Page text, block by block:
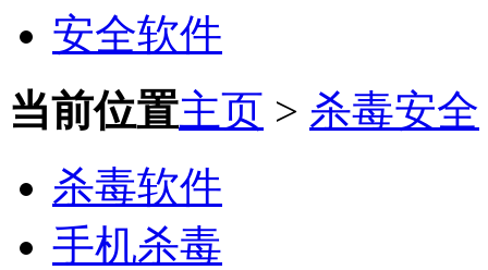
安全软件
当前位置主页 > 杀毒安全
杀毒软件
手机杀毒